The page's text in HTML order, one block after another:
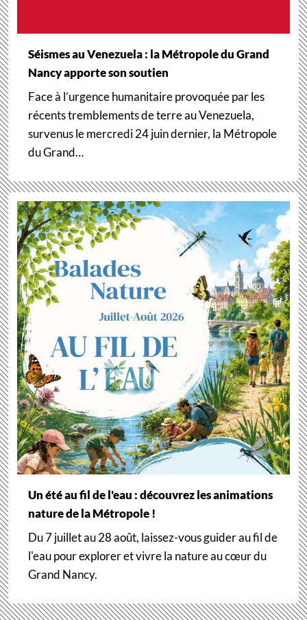
Séismes au Venezuela : la Métropole du Grand
Nancy apporte son soutien
Face à l’urgence humanitaire provoquée par les
récents tremblements de terre au Venezuela,
survenus le mercredi 24 juin dernier, la Métropole
du Grand…
Un été au fil de l'eau : découvrez les animations
nature de la Métropole !
Du 7 juillet au 28 août, laissez-vous guider au fil de
l'eau pour explorer et vivre la nature au cœur du
Grand Nancy.